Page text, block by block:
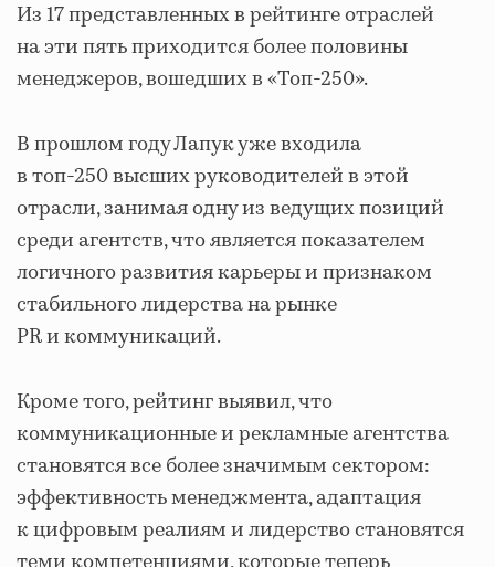
Из 17 представленных в рейтинге отраслей
на эти пять приходится более половины
менеджеров, вошедших в «Топ-250».
В прошлом году Лапук уже входила
в топ-250 высших руководителей в этой
отрасли, занимая одну из ведущих позиций
среди агентств, что является показателем
логичного развития карьеры и признаком
стабильного лидерства на рынке
PR и коммуникаций.
Кроме того, рейтинг выявил, что
коммуникационные и рекламные агентства
становятся все более значимым сектором:
эффективность менеджмента, адаптация
к цифровым реалиям и лидерство становятся